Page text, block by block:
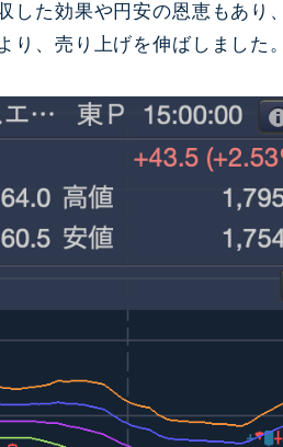
した効果や円安の恩恵もあり
り、売り上げを伸ばしました。